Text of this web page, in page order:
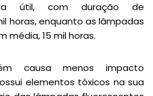
útil, com duração de
horas, enquanto as lâmpadas
média, 15 mil horas.
causa menos impacto
elementos tóxicos na sua